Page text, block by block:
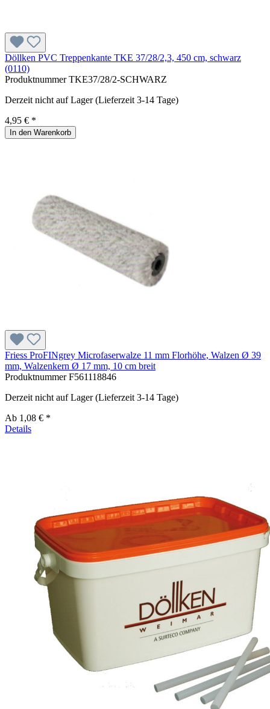
Döllken PVC Treppenkante TKE 37/28/2,3, 450 cm, schwarz
(0110)
ProduktnummerTKE37/28/2-SCHWARZ
Derzeit nicht auf Lager (Lieferzeit 3-14 Tage)
4,95 € *
In den Warenkorb
Friess ProFINgrey Microfaserwalze 11 mm Florhöhe, Walzen Ø 39
mm, Walzenkern Ø 17 mm, 10 cm breit
ProduktnummerF561118846
Derzeit nicht auf Lager (Lieferzeit 3-14 Tage)
Ab 1,08 € *
Details